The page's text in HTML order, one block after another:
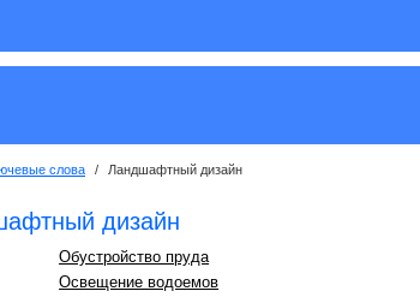
слова / Ландшафтный дизайн
дизайн
Обустройство пруда
Освещение водоемов